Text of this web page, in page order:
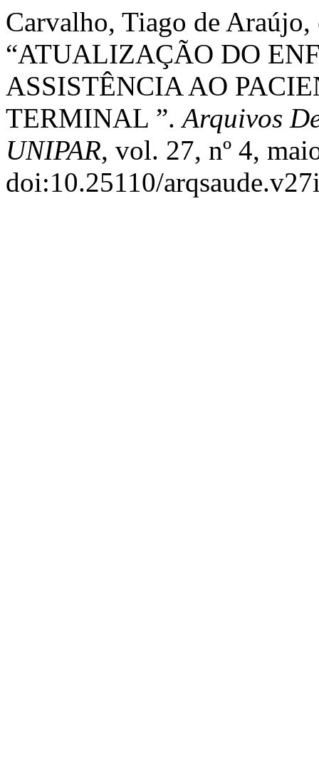
Carvalho, Tiago de
“ATUALIZAÇÃO DO
ASSISTÊNCIA AO
TERMINAL ”.Arquivos
UNIPAR, vol. 27, nº 4,
doi:10.25110/